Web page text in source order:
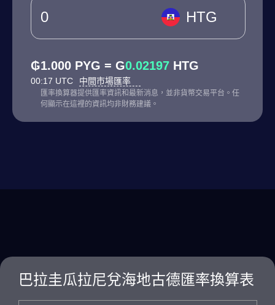
HTG
₲1.000 PYG = G0.02197 HTG
00:17 UTC 中間市場匯率
匯率換算器提供匯率資訊和最新消息，並非貨幣交易平台。任
何顯示在這裡的資訊均非財務建議。
巴拉圭瓜拉尼兌海地古德匯率換算表